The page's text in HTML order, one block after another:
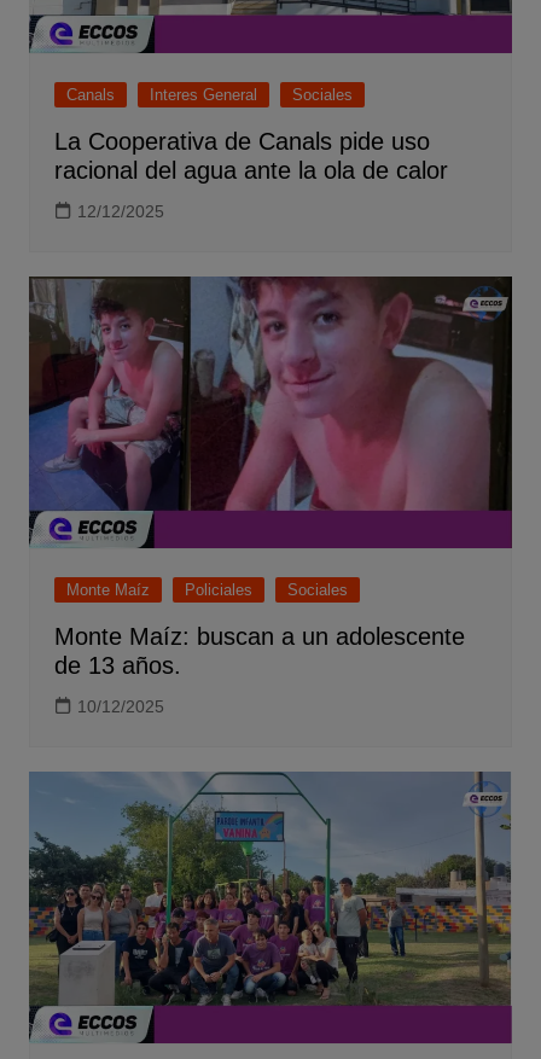
Canals Interes General Sociales
La Cooperativa de Canals pide uso
racional del agua ante la ola de calor
12/12/2025
Monte Maíz Policiales Sociales
Monte Maíz: buscan a un adolescente
de 13 años.
10/12/2025